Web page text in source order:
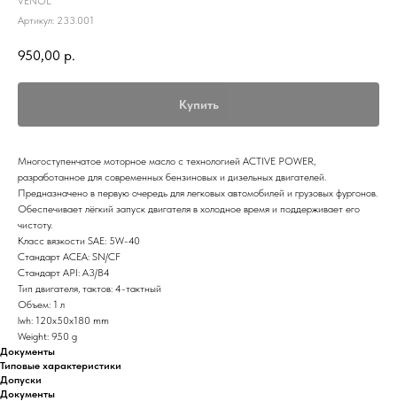
Артикул: 233.001
950,00 р.
Купить
Многоступенчатое моторное масло с технологией ACTIVE POWER,
разработанное для современных бензиновых и дизельных двигателей.
Предназначено в первую очередь для легковых автомобилей и грузовых фургонов.
Обеспечивает лёгкий запуск двигателя в холодное время и поддерживает его
чистоту.
Класс вязкости SAE: 5W-40
Стандарт ACEA: SN/CF
Стандарт API: A3/B4
Тип двигателя, тактов: 4-тактный
Объем: 1 л
lwh: 120x50x180 mm
Weight: 950 g
Документы
Типовые характеристики
Допуски
Документы